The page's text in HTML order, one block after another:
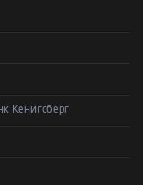
Кенигсберг